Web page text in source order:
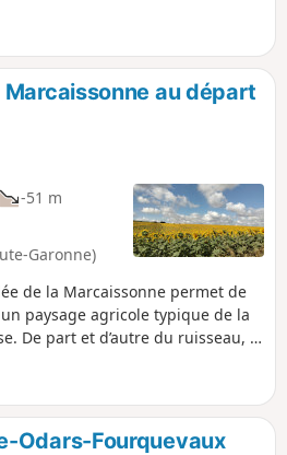
promenade est à
vous consacrez à
Marcaissonne au départ
-51 m
Garonne)
de la Marcaissonne permet de
paysage agricole typique de la
De part et d’autre du ruisseau, le
dans cette vallée large et
pentus. Ce site abrite la voie
Odars-Fourquevaux